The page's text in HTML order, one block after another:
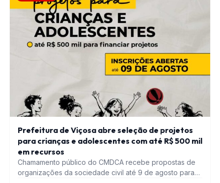
Prefeitura de Viçosa abre seleção de projetos
para crianças e adolescentes com até R$ 500 mil
em recursos
Chamamento público do CMDCA recebe propostas de
organizações da sociedade civil até 9 de agosto para…